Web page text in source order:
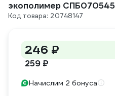
экополимер СПБ070545
Код товара: 20748147
246 ₽
259 ₽
Начислим 2 бонуса